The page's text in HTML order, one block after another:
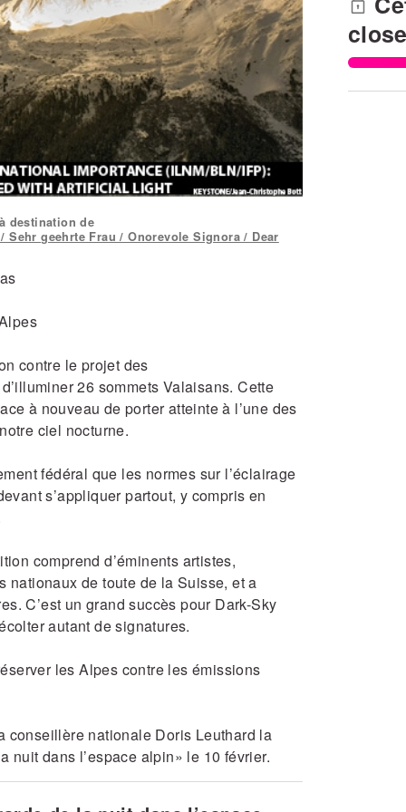
destination de
Sehr geehrte Frau / Onorevole Signora / Dear
contre le projet des
26 sommets Valaisans. Cette
à nouveau de porter atteinte à l’une des
ciel nocturne.
fédéral que les normes sur l’éclairage
s’appliquer partout, y compris en
comprend d’éminents artistes,
nationaux de toute de la Suisse, et a
C’est un grand succès pour Dark-Sky
autant de signatures.
les Alpes contre les émissions
conseillère nationale Doris Leuthard la
nuit dans l’espace alpin» le 10 février.